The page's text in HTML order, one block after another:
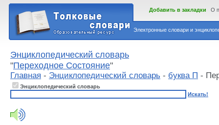
Электронные словари и
Добавить в закладки О
Энциклопедический словарь
"Переходное Состояние"
Главная - Энциклопедический словарь - буква П -
Энциклопедический словарь
Искать!